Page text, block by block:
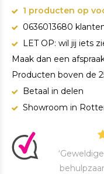
1 producten op
0636013680
LET OP: wil jij iets
Maak dan een
Producten boven de
Betaal in delen
Showroom in